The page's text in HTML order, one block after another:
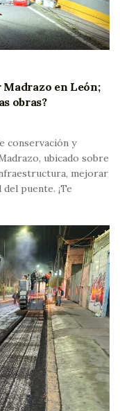
en León;
obras?
conservación y
ubicado sobre
mejorar
puente. ¡Te